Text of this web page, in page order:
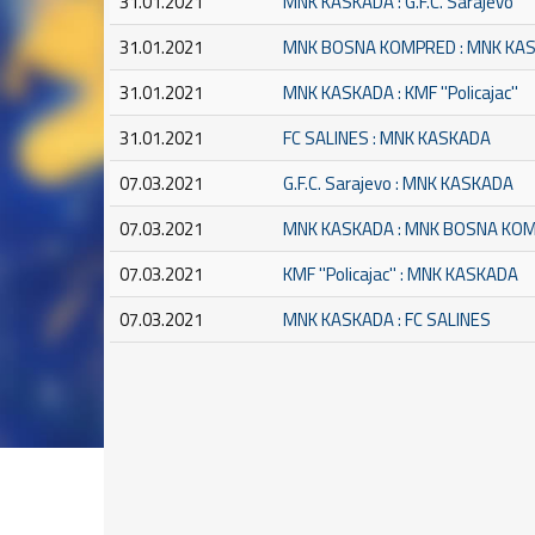
31.01.2021
MNK BOSNA KOMPRED : MNK
31.01.2021
MNK KASKADA : KMF ''Policajac''
31.01.2021
FC SALINES : MNK KASKADA
07.03.2021
G.F.C. Sarajevo : MNK KASKADA
07.03.2021
MNK KASKADA : MNK BOSNA
07.03.2021
KMF ''Policajac'' : MNK KASKADA
07.03.2021
MNK KASKADA : FC SALINES